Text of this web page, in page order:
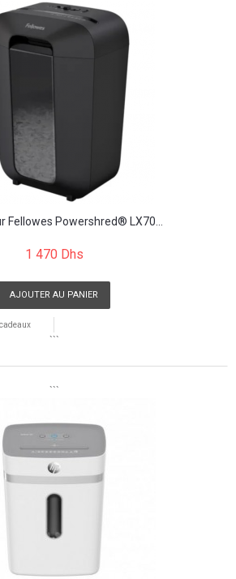
Fellowes Powershred® LX70...
1 470 Dhs
AJOUTER AU PANIER
```
```